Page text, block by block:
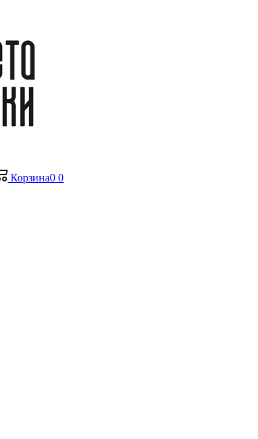
Корзина0 0